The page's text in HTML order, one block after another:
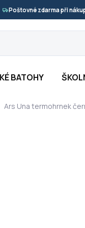
Poštovné zdarma při
BATOHY
Ars Una termohrnek